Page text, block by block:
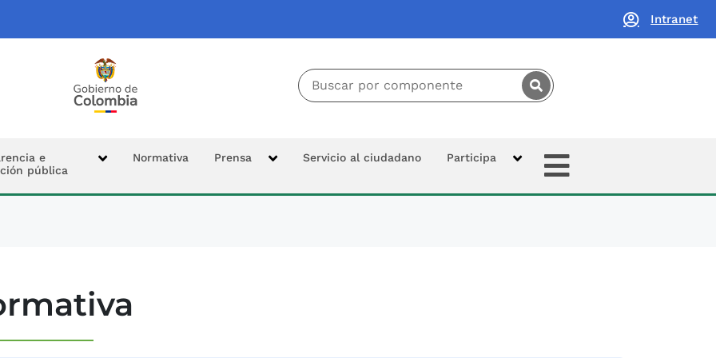
Intranet
Buscador principal:
e
pública
Normativa Prensa Servicio al ciudadano Participa Extras